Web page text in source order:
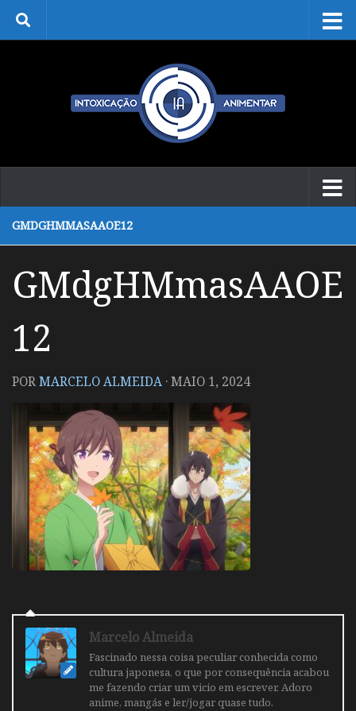
Skip to content
GMDGHMMASAAOE12
GMdgHMmasAAOE
12
PORMARCELO ALMEIDA ·MAIO 1, 2024
Marcelo Almeida
Fascinado nessa coisa peculiar conhecida como
cultura japonesa, o que por consequência acabou
me fazendo criar um vicio em escrever. Adoro
anime, mangás e ler/jogar quase tudo.